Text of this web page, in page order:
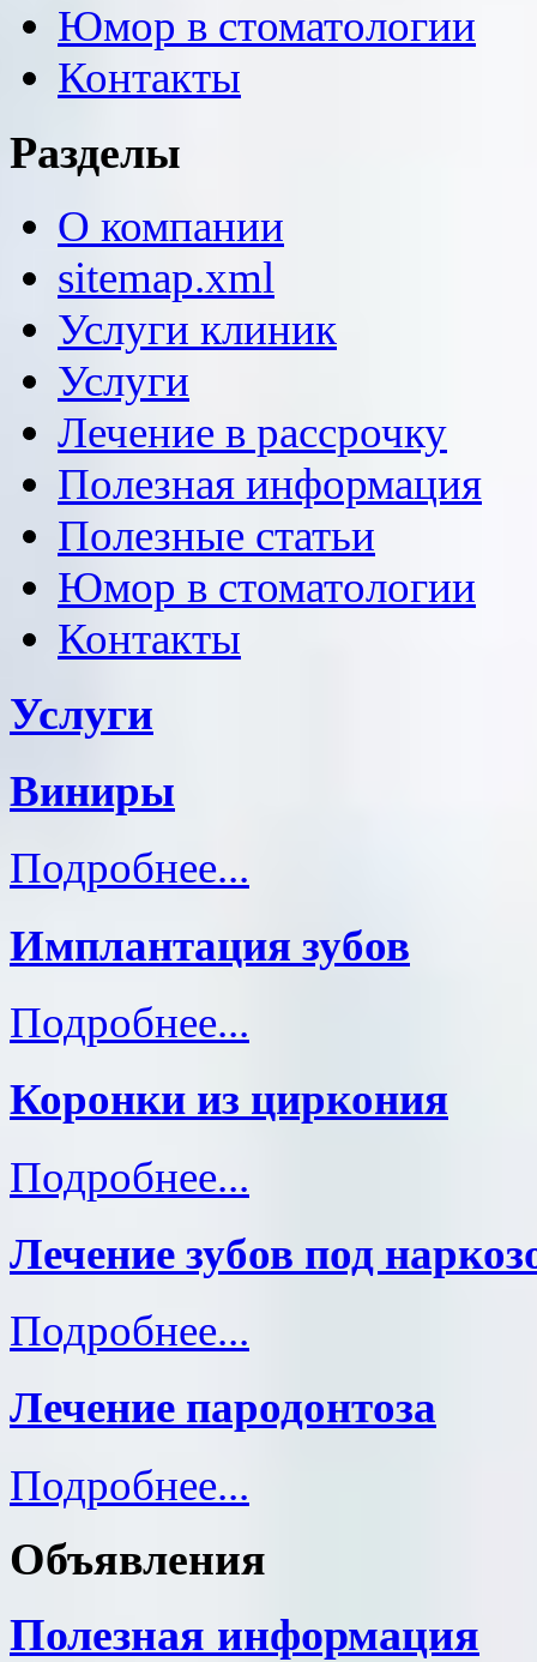
Юмор в стоматологии
Контакты
Разделы
О компании
sitemap.xml
Услуги клиник
Услуги
Лечение в рассрочку
Полезная информация
Полезные статьи
Юмор в стоматологии
Контакты
Услуги
Виниры
Подробнее...
Имплантация зубов
Подробнее...
Коронки из циркония
Подробнее...
Лечение зубов под
Подробнее...
Лечение пародонтоза
Подробнее...
Объявления
Полезная информация